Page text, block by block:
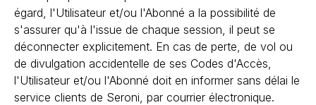
égard, l'Utilisateur et/ou l'Abonné a la possibilité de
s'assurer qu'à l'issue de chaque session, il peut se
déconnecter explicitement. En cas de perte, de vol ou
de divulgation accidentelle de ses Codes d'Accès,
l'Utilisateur et/ou l'Abonné doit en informer sans délai le
service clients de Seroni, par courrier électronique.